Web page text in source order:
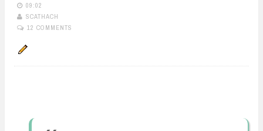
09:02
SCATHACH
12 COMMENTS